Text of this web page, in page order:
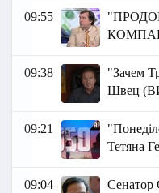
09:55
09:38
"Зачем
Швец
09:21
Тетяна
09:04
Сенатор